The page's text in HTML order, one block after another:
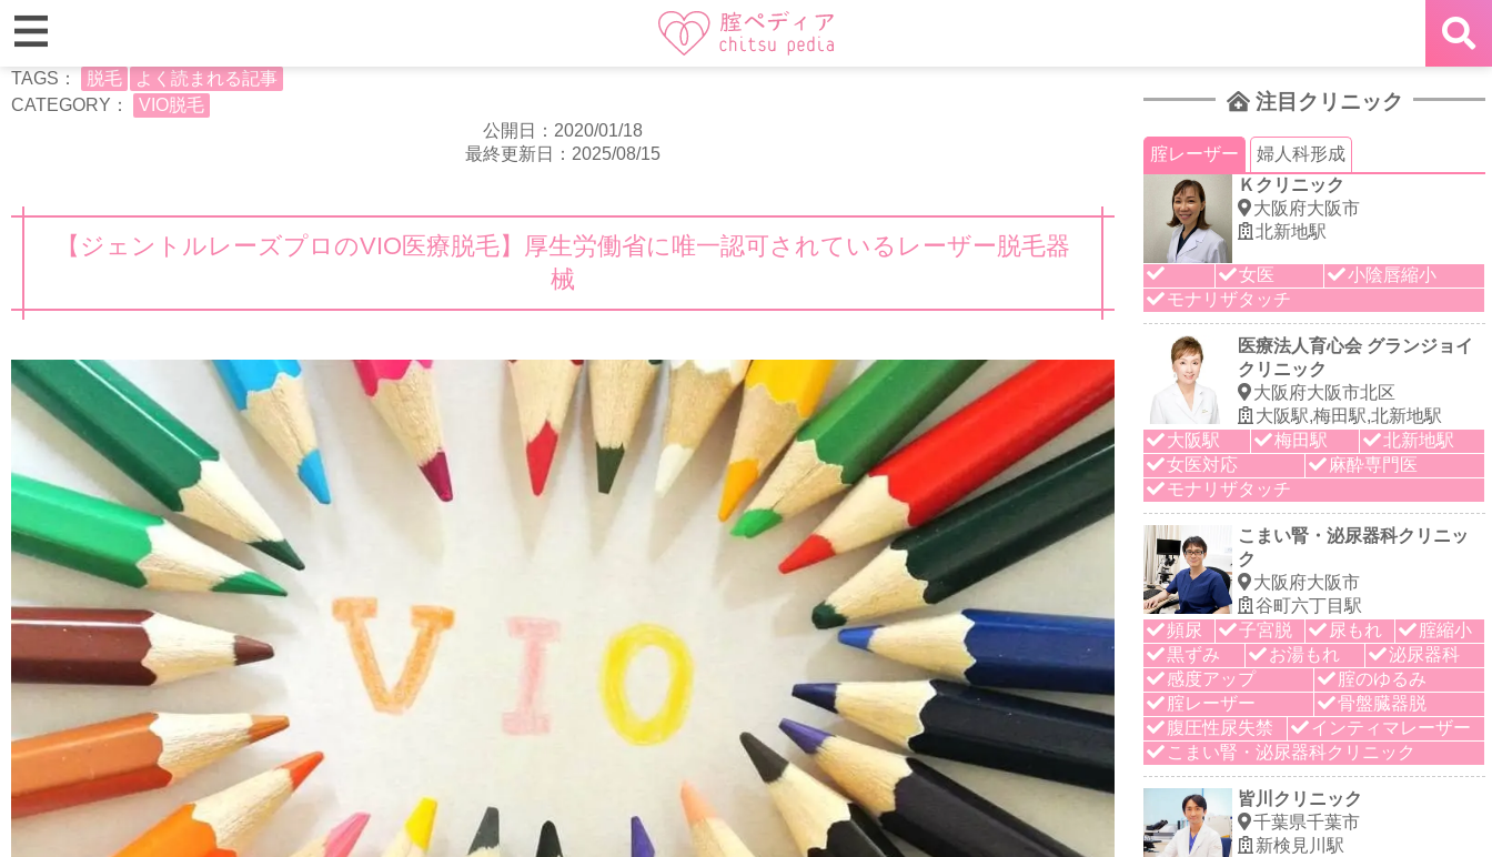
TAGS： 脱毛
よく読まれる記事
CATEGORY：
VIO脱毛
公開日：2020/01/18
最終更新日：2025/08/15
【ジェントルレーズプロのVIO医療脱毛】厚生労働省に唯一認可されているレーザー脱毛器
械
注目クリニック
腟レーザー
婦人科形成
Ｋクリニック
大阪府大阪市
北新地駅
女医
小陰唇縮小
モナリザタッチ
医療法人育心会 グランジョイ
クリニック
大阪府大阪市北区
大阪駅,梅田駅,北新地駅
大阪駅
梅田駅
北新地駅
女医対応
麻酔専門医
モナリザタッチ
こまい腎・泌尿器科クリニッ
ク
大阪府大阪市
谷町六丁目駅
頻尿
子宮脱 尿もれ
腟縮小
黒ずみ
お湯もれ
泌尿器科
感度アップ
腟のゆるみ
腟レーザー
骨盤臓器脱
腹圧性尿失禁
インティマレーザー
こまい腎・泌尿器科クリニック
皆川クリニック
千葉県千葉市
新検見川駅